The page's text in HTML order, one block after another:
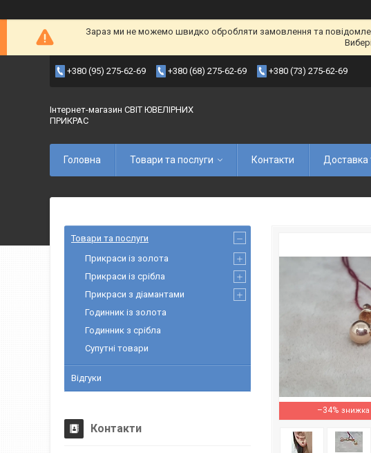
Зараз ми не можемо швидко обробляти замовлення та
+380 (95) 275-62-69 +380 (68) 275-62-69 +380 (73) 275-62-69
Інтернет-магазин СВІТ ЮВЕЛІРНИХ
ПРИКРАС
Головна Товари та послуги Контакти Доставка
–34%
Товари та послуги
Прикраси із золота
Прикраси із срібла
Прикраси з діамантами
Годинник із золота
Годинник з срібла
Супутні товари
Відгуки
Контакти